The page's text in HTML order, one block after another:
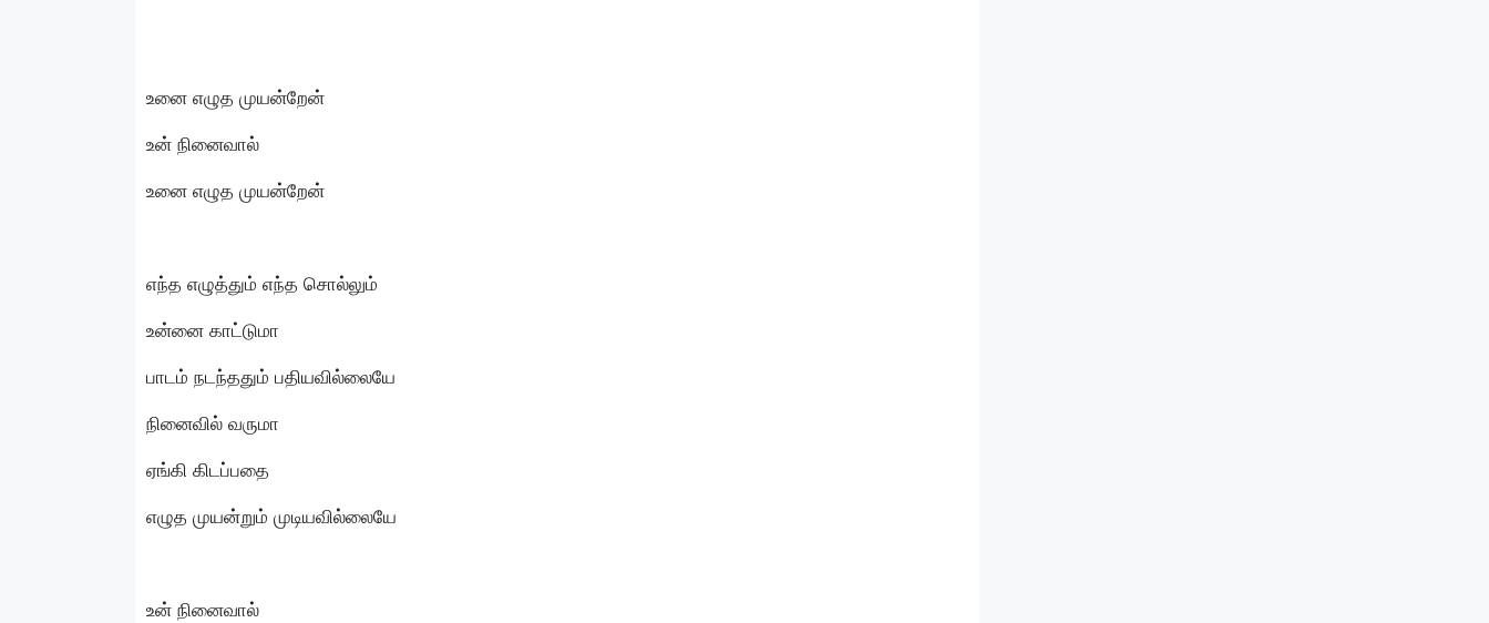
உனை எழுத முயன்றேன்
உன் நினைவால்
உனை எழுத முயன்றேன்
எந்த எழுத்தும் எந்த சொல்லும்
உன்னை காட்டுமா
பாடம் நடந்ததும் பதியவில்லையே
நினைவில் வருமா
ஏங்கி கிடப்பதை
எழுத முயன்றும் முடியவில்லையே
உன் நினைவால்